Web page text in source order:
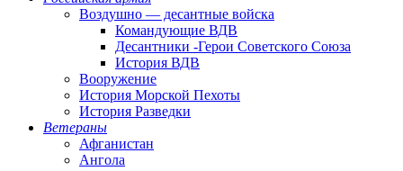
Воздушно — десантные войска
Командующие ВДВ
Десантники -Герои Советского Союза
История ВДВ
Вооружение
История Морской Пехоты
История Разведки
Ветераны
Афганистан
Ангола